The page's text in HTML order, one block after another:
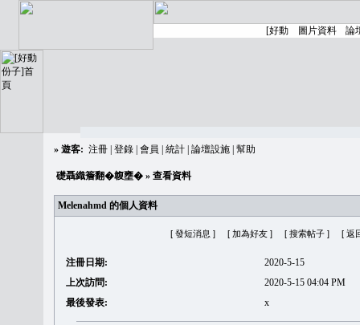
» 遊客: 注冊 登錄 會員 統計 論壇設施 幫助
礎聶織簷翻�䪖壅� » 查看資料
Melenahmd 的個人資料
[ 發短消息 ] [ 加為好友 ] [ 搜索帖子 ] [ 返
注冊日期:
2020-5-15
上次訪問:
2020-5-15 04:04 PM
最後發表:
x